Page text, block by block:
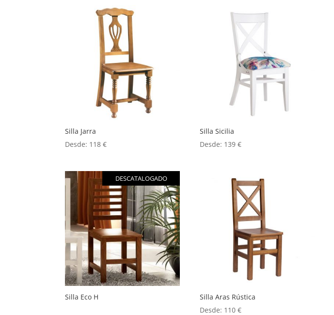
Silla Jarra
Desde: 118€
Silla Sicilia
Desde: 139€
DESCATALOGADO
Silla Eco H
Silla Aras Rústica
Desde: 110€